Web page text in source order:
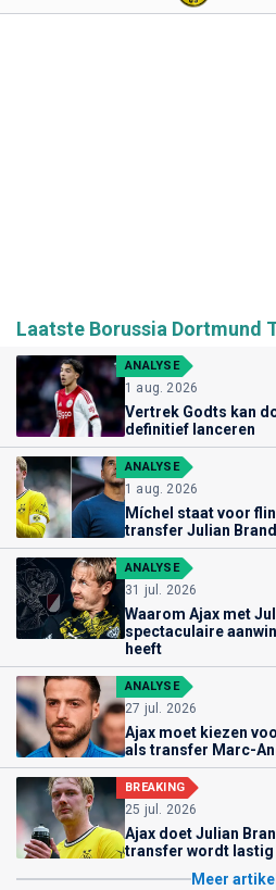
Laatste Borussia Dortmund
ANALYSE
1 aug. 2026
Vertrek Godts kan
definitief lanceren
ANALYSE
1 aug. 2026
Míchel staat voor
transfer Julian
ANALYSE
31 jul. 2026
Waarom Ajax met
spectaculaire
heeft
ANALYSE
27 jul. 2026
Ajax moet kiezen
als transfer Marc-
BREAKING
25 jul. 2026
Ajax doet Julian
transfer wordt lastig
Meer